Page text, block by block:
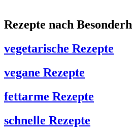
Rezepte nach
vegetarische Rezepte
vegane Rezepte
fettarme Rezepte
schnelle Rezepte